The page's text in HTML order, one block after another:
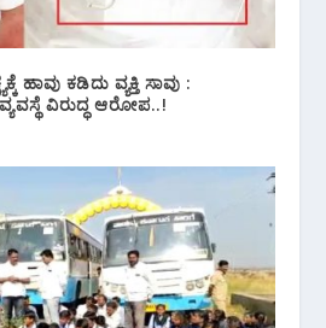
ಹಾವು ಕಡಿದು ವ್ಯಕ್ತಿ ಸಾವು :
ವಿರುದ್ಧ ಆರೋಪ..!